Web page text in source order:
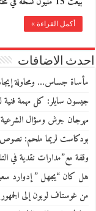
أكمل القراءة »
احدث الاضافات
مأساة جساس… ومحاولة
جيسون سايلر: كل مهمة فنية
مهرجان جرش وسؤال الشرعية
بودكاست لريما ملحم:
وقفة مع”مدارات نقدية في
هل كان “يجهل ” إدوارد
من غوستاف لوبون إلى الجمهور